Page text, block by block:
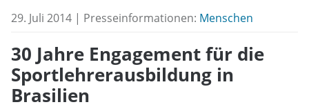
29. Juli 2014 | Presseinformationen: Menschen
30 Jahre Engagement für die
Sportlehrerausbildung in
Brasilien